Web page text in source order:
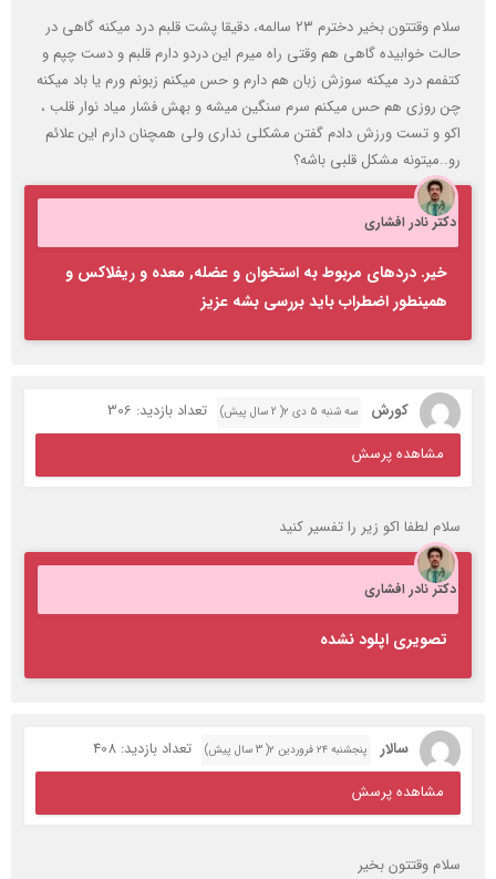
سلام وقتتون بخیر دخترم ۲۳ سالمه، دقیقا پشت قلبم درد میکنه گاهی در
حالت خوابیده گاهی هم وقتی راه میرم این دردو دارم قلبم و دست چپم و
کتفمم درد میکنه سوزش زبان هم دارم و حس میکنم زبونم ورم یا باد میکنه
چن روزی هم حس میکنم سرم سنگین میشه و بهش فشار میاد نوار قلب ،
اکو و تست ورزش دادم گفتن مشکلی نداری ولی همچنان دارم این علائم
رو..میتونه مشکل قلبی باشه؟
دکتر نادر افشاری
خیر. دردهای مربوط به استخوان و عضله, معده و ریفلاکس و
همینطور اضطراب باید بررسی بشه عزیز
کورش سه شنبه ۵ دی ۲( 2 سال پیش)
تعداد بازدید: 306
مشاهده پرسش
سلام لطفا اکو زیر را تفسیر کنید
دکتر نادر افشاری
تصویری اپلود نشده
سالار پنجشنبه ۲۴ فروردین ۲( 3 سال پیش)
تعداد بازدید: 408
مشاهده پرسش
سلام وقتتون بخیر